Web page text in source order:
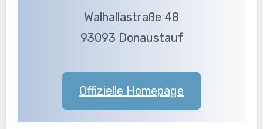
Walhallastraße 48
93093 Donaustauf
Offizielle Homepage